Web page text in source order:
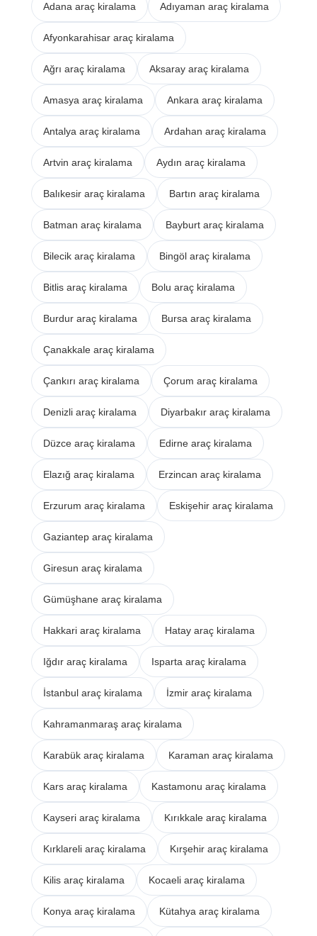
Adana araç kiralama Adıyaman araç kiralama
Afyonkarahisar araç kiralama
Ağrı araç kiralama Aksaray araç kiralama
Amasya araç kiralama Ankara araç kiralama
Antalya araç kiralama Ardahan araç kiralama
Artvin araç kiralama Aydın araç kiralama
Balıkesir araç kiralama Bartın araç kiralama
Batman araç kiralama Bayburt araç kiralama
Bilecik araç kiralama Bingöl araç kiralama
Bitlis araç kiralama Bolu araç kiralama
Burdur araç kiralama Bursa araç kiralama
Çanakkale araç kiralama
Çankırı araç kiralama Çorum araç kiralama
Denizli araç kiralama Diyarbakır araç kiralama
Düzce araç kiralama Edirne araç kiralama
Elazığ araç kiralama Erzincan araç kiralama
Erzurum araç kiralama Eskişehir araç kiralama
Gaziantep araç kiralama
Giresun araç kiralama
Gümüşhane araç kiralama
Hakkari araç kiralama Hatay araç kiralama
Iğdır araç kiralama Isparta araç kiralama
İstanbul araç kiralama İzmir araç kiralama
Kahramanmaraş araç kiralama
Karabük araç kiralama Karaman araç kiralama
Kars araç kiralama Kastamonu araç kiralama
Kayseri araç kiralama Kırıkkale araç kiralama
Kırklareli araç kiralama Kırşehir araç kiralama
Kilis araç kiralama Kocaeli araç kiralama
Konya araç kiralama Kütahya araç kiralama